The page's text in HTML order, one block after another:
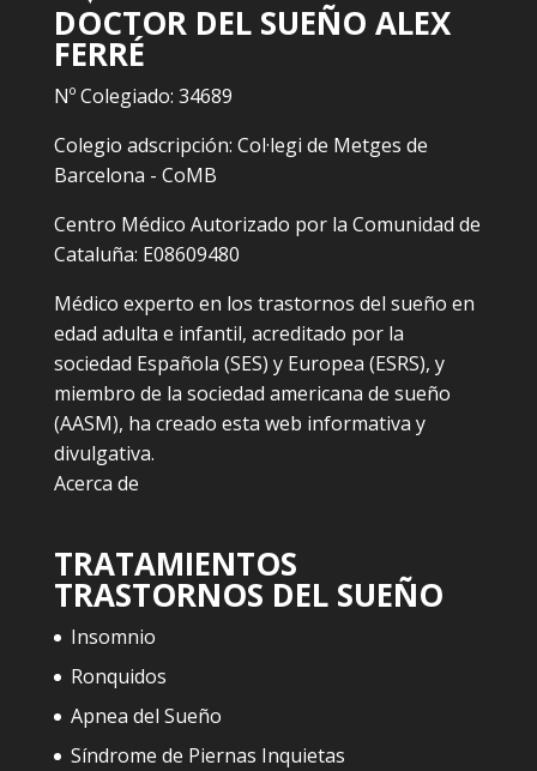
DOCTOR DEL SUEÑO ALEX
FERRÉ
Nº Colegiado: 34689
Colegio adscripción: Col·legi de Metges de
Barcelona - CoMB
Centro Médico Autorizado por la Comunidad de
Cataluña: E08609480
Médico experto en los trastornos del sueño en
edad adulta e infantil, acreditado por la
sociedad Española (SES) y Europea (ESRS), y
miembro de la sociedad americana de sueño
(AASM), ha creado esta web informativa y
divulgativa.
Acerca de
TRATAMIENTOS
TRASTORNOS DEL SUEÑO
Insomnio
Ronquidos
Apnea del Sueño
Síndrome de Piernas Inquietas